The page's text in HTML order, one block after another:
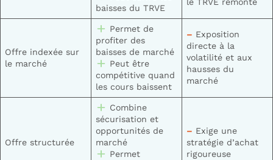
baisses du TRVE
le TRVE remonte
Offre indexée sur
le marché
Permet de
profiter des
baisses de marché
Peut être
compétitive quand
les cours baissent
– Exposition
directe à la
volatilité et aux
hausses du
marché
Offre structurée
Combine
sécurisation et
opportunités de
marché
Permet
– Exige une
stratégie d’achat
rigoureuse